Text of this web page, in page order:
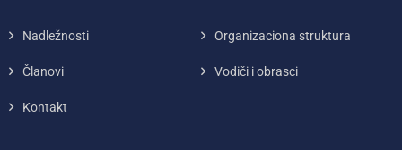
Nadležnosti Organizaciona struktura
Članovi Vodiči i obrasci
Kontakt